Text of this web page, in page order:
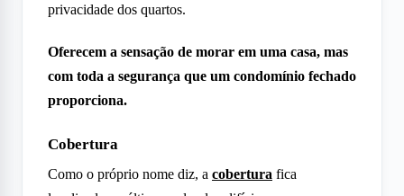
privacidade dos quartos.
Oferecem a sensação de morar em uma casa, mas
com toda a segurança que um condomínio fechado
proporciona.
Cobertura
Como o próprio nome diz, a cobertura fica